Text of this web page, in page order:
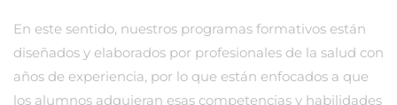
En este sentido, nuestros programas formativos están
diseñados y elaborados por profesionales de la salud con
años de experiencia, por lo que están enfocados a que
los alumnos adquieran esas competencias y habilidades